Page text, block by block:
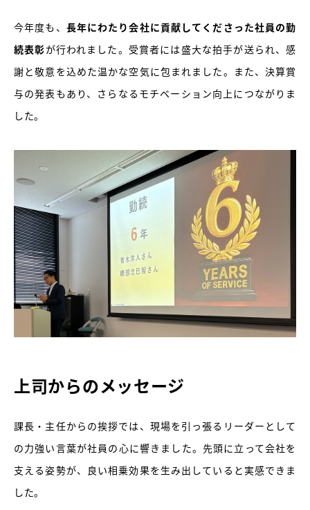
今年度も、 長年にわたり会社に貢献してくださった社員の勤
続表彰が行われました。受賞者には盛大な拍手が送られ、感
謝と敬意を込めた温かな空気に包まれました。また、決算賞
与の発表もあり、さらなるモチベーション向上につながりま
した。
上司からのメッセージ
課長・主任からの挨拶では、現場を引っ張るリーダーとして
の力強い言葉が社員の心に響きました。先頭に立って会社を
支える姿勢が、良い相乗効果を生み出していると実感できま
した。